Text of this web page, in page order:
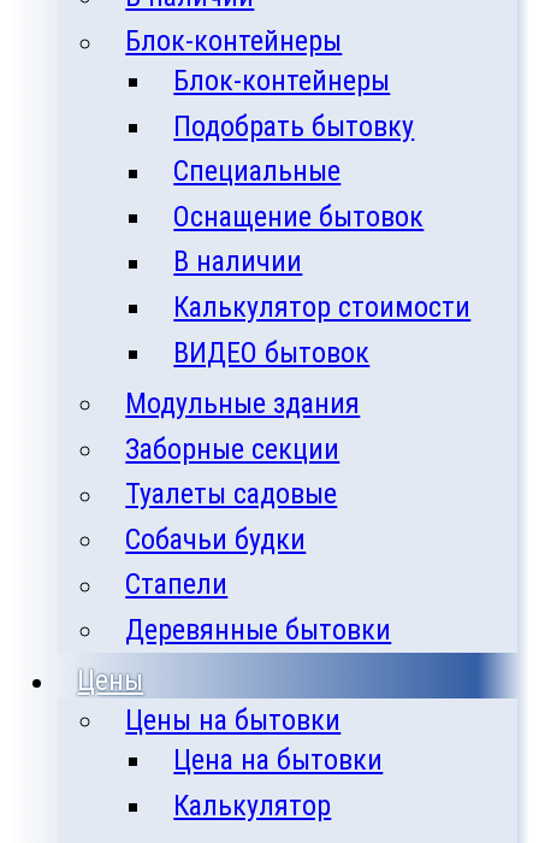
Блок-контейнеры
Блок-контейнеры
Подобрать бытовку
Специальные
Оснащение бытовок
В наличии
Калькулятор стоимости
ВИДЕО бытовок
Модульные здания
Заборные секции
Туалеты садовые
Собачьи будки
Стапели
Деревянные бытовки
Цены
Цены на бытовки
Цена на бытовки
Калькулятор